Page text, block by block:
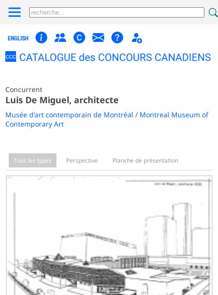
ENGLISH
Concurrent
Luis De Miguel, architecte
Musée d'art contemporain de Montréal / Montreal Museum of
Contemporary Art
Tous les types Perspective Planche de présentation